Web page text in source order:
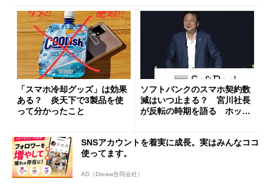
「スマホ冷却グッズ」は効果
ある？ 炎天下で3製品を使
って分かったこと
ソフトバンクのスマホ契約数
減はいつ止まる？ 宮川社長
が反転の時期を語る ホッピ
SNSアカウントを着実に成長。実はみんなココ
使ってます。
AD（Dreaw合同会社）